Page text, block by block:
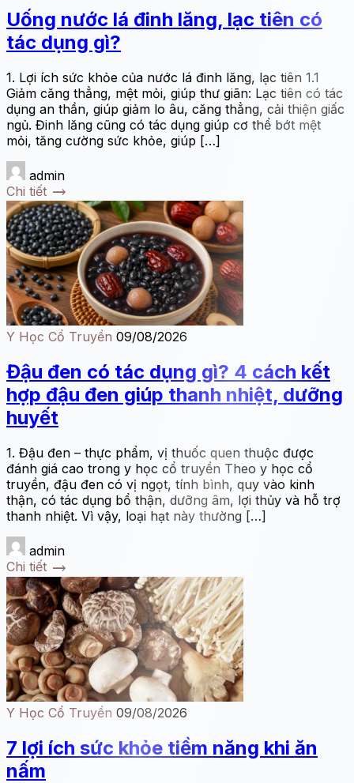
Uống nước lá đinh lăng, lạc tiên có
tác dụng gì?
1. Lợi ích sức khỏe của nước lá đinh lăng, lạc tiên 1.1
Giảm căng thẳng, mệt mỏi, giúp thư giãn: Lạc tiên có tác
dụng an thần, giúp giảm lo âu, căng thẳng, cải thiện giấc
ngủ. Đinh lăng cũng có tác dụng giúp cơ thể bớt mệt
mỏi, tăng cường sức khỏe, giúp […]
admin
Chi tiết trending_flat
Y Học Cổ Truyền 09/08/2026
Đậu đen có tác dụng gì? 4 cách kết
hợp đậu đen giúp thanh nhiệt, dưỡng
huyết
1. Đậu đen – thực phẩm, vị thuốc quen thuộc được
đánh giá cao trong y học cổ truyền Theo y học cổ
truyền, đậu đen có vị ngọt, tính bình, quy vào kinh
thận, có tác dụng bổ thận, dưỡng âm, lợi thủy và hỗ trợ
thanh nhiệt. Vì vậy, loại hạt này thường […]
admin
Chi tiết trending_flat
Y Học Cổ Truyền 09/08/2026
7 lợi ích sức khỏe tiềm năng khi ăn
nấm